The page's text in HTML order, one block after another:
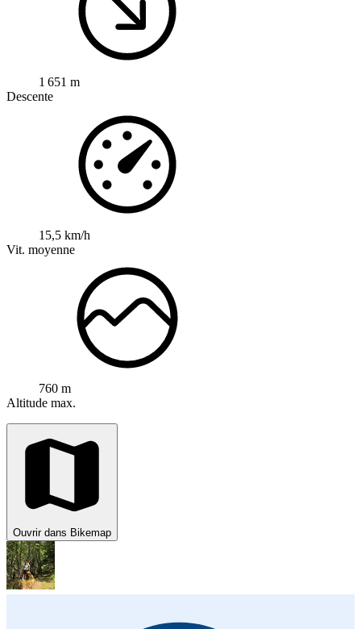
1 651 m
Descente
15,5 km/h
Vit. moyenne
760 m
Altitude max.
Ouvrir dans Bikemap